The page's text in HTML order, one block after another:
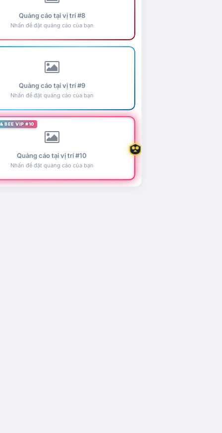
Quảng cáo tại vị trí #8
Nhấn để đặt quảng cáo của bạn
Quảng cáo tại vị trí #9
Nhấn để đặt quảng cáo của bạn
BEE VIP #10
Quảng cáo tại vị trí #10
Nhấn để đặt quảng cáo của bạn